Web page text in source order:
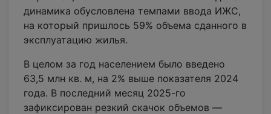
динамика обусловлена темпами ввода ИЖС,
на который пришлось 59% объема сданного в
эксплуатацию жилья.
В целом за год населением было введено
63,5 млн кв. м, на 2% выше показателя 2024
года. В последний месяц 2025-го
зафиксирован резкий скачок объемов —